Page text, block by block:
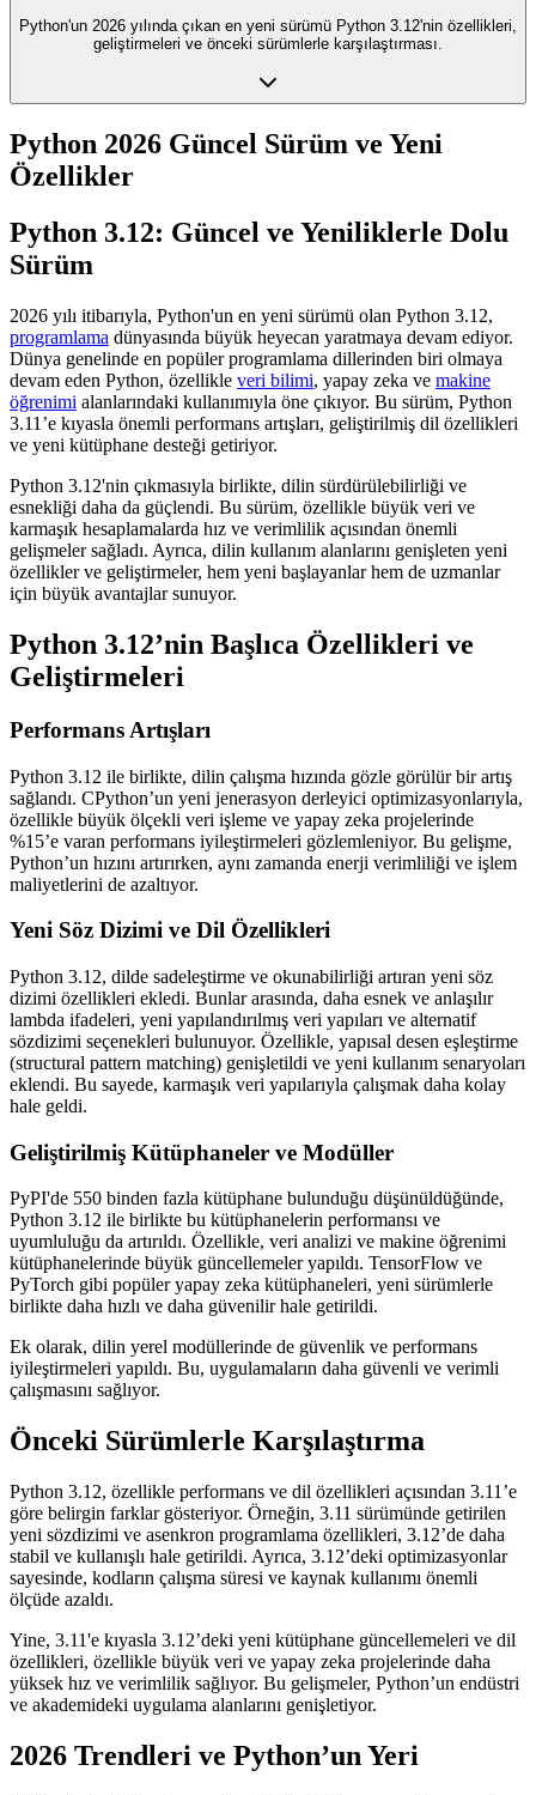
Python'un 2026 yılında çıkan en yeni sürümü Python 3.12'nin özellikleri,
geliştirmeleri ve önceki sürümlerle karşılaştırması.
Python 2026 Güncel Sürüm ve Yeni
Özellikler
Python 3.12: Güncel ve Yeniliklerle Dolu
Sürüm
2026 yılı itibarıyla, Python'un en yeni sürümü olan Python 3.12,
programlama dünyasında büyük heyecan yaratmaya devam ediyor.
Dünya genelinde en popüler programlama dillerinden biri olmaya
devam eden Python, özellikle veri bilimi, yapay zeka ve makine
öğrenimi alanlarındaki kullanımıyla öne çıkıyor. Bu sürüm, Python
3.11’e kıyasla önemli performans artışları, geliştirilmiş dil özellikleri
ve yeni kütüphane desteği getiriyor.
Python 3.12'nin çıkmasıyla birlikte, dilin sürdürülebilirliği ve
esnekliği daha da güçlendi. Bu sürüm, özellikle büyük veri ve
karmaşık hesaplamalarda hız ve verimlilik açısından önemli
gelişmeler sağladı. Ayrıca, dilin kullanım alanlarını genişleten yeni
özellikler ve geliştirmeler, hem yeni başlayanlar hem de uzmanlar
için büyük avantajlar sunuyor.
Python 3.12’nin Başlıca Özellikleri ve
Geliştirmeleri
Performans Artışları
Python 3.12 ile birlikte, dilin çalışma hızında gözle görülür bir artış
sağlandı. CPython’un yeni jenerasyon derleyici optimizasyonlarıyla,
özellikle büyük ölçekli veri işleme ve yapay zeka projelerinde
%15’e varan performans iyileştirmeleri gözlemleniyor. Bu gelişme,
Python’un hızını artırırken, aynı zamanda enerji verimliliği ve işlem
maliyetlerini de azaltıyor.
Yeni Söz Dizimi ve Dil Özellikleri
Python 3.12, dilde sadeleştirme ve okunabilirliği artıran yeni söz
dizimi özellikleri ekledi. Bunlar arasında, daha esnek ve anlaşılır
lambda ifadeleri, yeni yapılandırılmış veri yapıları ve alternatif
sözdizimi seçenekleri bulunuyor. Özellikle, yapısal desen eşleştirme
(structural pattern matching) genişletildi ve yeni kullanım senaryoları
eklendi. Bu sayede, karmaşık veri yapılarıyla çalışmak daha kolay
hale geldi.
Geliştirilmiş Kütüphaneler ve Modüller
PyPI'de 550 binden fazla kütüphane bulunduğu düşünüldüğünde,
Python 3.12 ile birlikte bu kütüphanelerin performansı ve
uyumluluğu da artırıldı. Özellikle, veri analizi ve makine öğrenimi
kütüphanelerinde büyük güncellemeler yapıldı. TensorFlow ve
PyTorch gibi popüler yapay zeka kütüphaneleri, yeni sürümlerle
birlikte daha hızlı ve daha güvenilir hale getirildi.
Ek olarak, dilin yerel modüllerinde de güvenlik ve performans
iyileştirmeleri yapıldı. Bu, uygulamaların daha güvenli ve verimli
çalışmasını sağlıyor.
Önceki Sürümlerle Karşılaştırma
Python 3.12, özellikle performans ve dil özellikleri açısından 3.11’e
göre belirgin farklar gösteriyor. Örneğin, 3.11 sürümünde getirilen
yeni sözdizimi ve asenkron programlama özellikleri, 3.12’de daha
stabil ve kullanışlı hale getirildi. Ayrıca, 3.12’deki optimizasyonlar
sayesinde, kodların çalışma süresi ve kaynak kullanımı önemli
ölçüde azaldı.
Yine, 3.11'e kıyasla 3.12’deki yeni kütüphane güncellemeleri ve dil
özellikleri, özellikle büyük veri ve yapay zeka projelerinde daha
yüksek hız ve verimlilik sağlıyor. Bu gelişmeler, Python’un endüstri
ve akademideki uygulama alanlarını genişletiyor.
2026 Trendleri ve Python’un Yeri